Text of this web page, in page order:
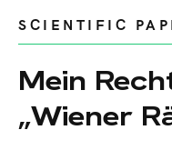
SCIENTIFIC
Mein
„Wiener